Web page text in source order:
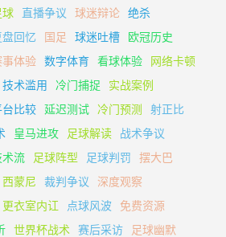
球 直播争议 球迷辩论
绝杀
盘回忆 国足 球迷吐槽
欧冠历史
事体验 数字体育 看球体验
网络卡顿
技术滥用 冷门捕捉
实战案例
台比较 延迟测试 冷门预测
射正比
皇马进攻 足球解读
战术争议
术流 足球阵型 足球判罚
摆大巴
西蒙尼 裁判争议
深度观察
更衣室内讧 点球风波
免费资源
世界杯战术 赛后采访
足球幽默